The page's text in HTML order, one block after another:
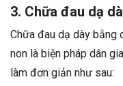
3. Chữa đau dạ
Chữa đau dạ dày bằng
non là biện pháp dân
làm đơn giản như sau: